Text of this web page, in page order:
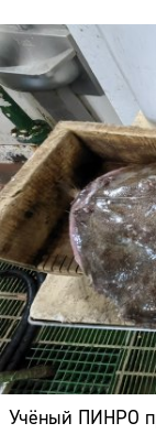
Учёный ПИНРО